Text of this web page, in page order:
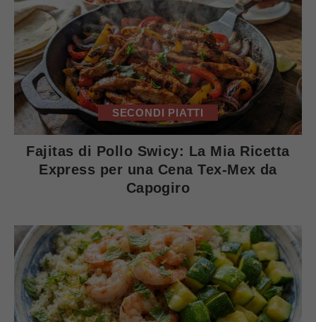
SECONDI PIATTI
Fajitas di Pollo Swicy: La Mia Ricetta
Express per una Cena Tex-Mex da
Capogiro